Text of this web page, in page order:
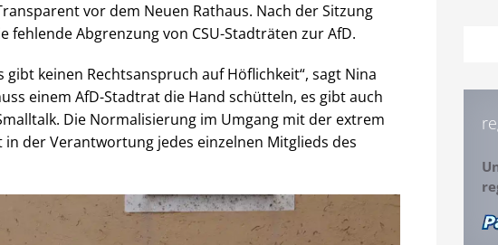
vor dem Neuen Rathaus. Nach der Sitzung
fehlende Abgrenzung von CSU-Stadträten zur AfD.
keinen Rechtsanspruch auf Höflichkeit“, sagt Nina
einem AfD-Stadtrat die Hand schütteln, es gibt auch
Die Normalisierung im Umgang mit der extrem
der Verantwortung jedes einzelnen Mitglieds des